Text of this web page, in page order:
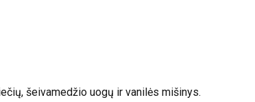
šeivamedžio uogų ir vanilės mišinys.